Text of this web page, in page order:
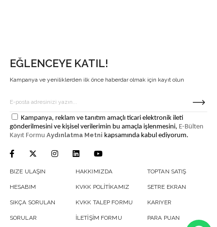
EĞLENCEYE KATIL!
Kampanya ve yeniliklerden ilk önce haberdar olmak için kayıt olun
Kampanya, reklam ve tanıtım amaçlı ticari elektronik ileti
gönderilmesini ve kişisel verilerimin bu amaçla işlenmesini, E-Bülten
Kayıt Formu Aydınlatma Metni kapsamında kabul ediyorum.
BIZE ULAŞIN
HESABIM
SIKÇA SORULAN
SORULAR
HAKKIMIZDA
KVKK POLİTİKAMIZ
KVKK TALEP FORMU
İLETİŞİM FORMU
TOPTAN SATIŞ
SETRE EKRAN
KARIYER
PARA PUAN